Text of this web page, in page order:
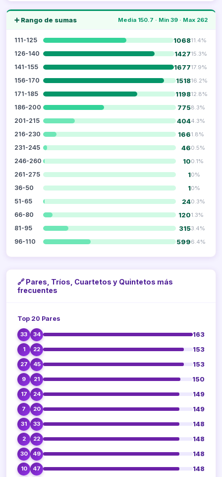
➕ Rango de sumas Media 150.7 · Min 39 · Max 262
111-125 106811.4%
126-140 142715.3%
141-155 167717.9%
156-170 151816.2%
171-185 119812.8%
186-200 7758.3%
201-215 4044.3%
216-230 1661.8%
231-245 460.5%
246-260 100.1%
261-275 10%
36-50 10%
51-65 240.3%
66-80 1201.3%
81-95 3153.4%
96-110 5996.4%
🔗 Pares, Tríos, Cuartetos y Quintetos más
frecuentes
Top 20 Pares
33 34 163
1 22 153
27 45 153
9 21 150
17 24 149
7 20 149
31 33 148
2 22 148
30 49 148
10 47 148